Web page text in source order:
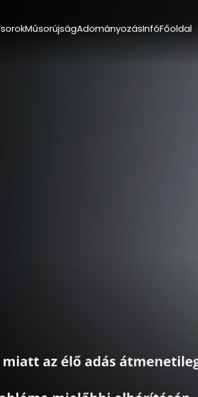
MűsorújságAdományozásInfóFőoldal